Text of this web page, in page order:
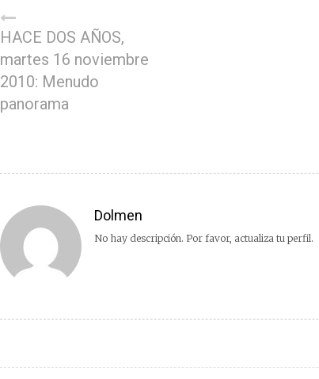
HACE DOS AÑOS,
martes 16 noviembre
2010: Menudo
panorama
Dolmen
No hay descripción. Por favor, actualiza tu perfil.